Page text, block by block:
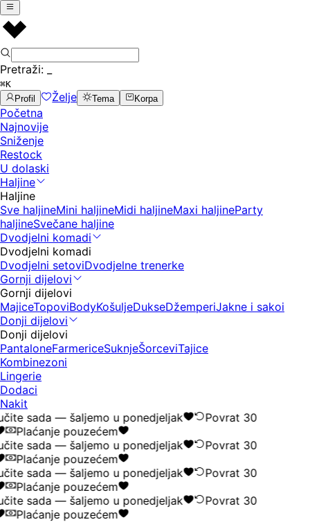
Pretraži:
⌘K
Profil
Želje Tema Korpa
Početna
Najnovije
Sniženje
Restock
U dolaski
Haljine
Haljine
Sve haljineMini haljineMidi haljineMaxi haljineParty
haljineSvečane haljine
Dvodjelni komadi
Dvodjelni komadi
Dvodjelni setoviDvodjelne trenerke
Gornji dijelovi
Gornji dijelovi
MajiceTopoviBodyKošuljeDukseDžemperiJakne i sakoi
Donji dijelovi
Donji dijelovi
PantaloneFarmericeSuknjeŠorceviTajice
Kombinezoni
Lingerie
Dodaci
Nakit
sada — šaljemo u ponedjeljak
Povrat 30
Plaćanje pouzećem
sada — šaljemo u ponedjeljak
Povrat 30
Plaćanje pouzećem
sada — šaljemo u ponedjeljak
Povrat 30
Plaćanje pouzećem
sada — šaljemo u ponedjeljak
Povrat 30
Plaćanje pouzećem